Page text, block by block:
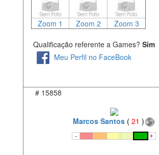
Zoom 1 Zoom 2 Zoom 3
Qualificação referente a Games? Sim
Meu Perfil no FaceBook
# 15858
Marcos Santos ( 21 )